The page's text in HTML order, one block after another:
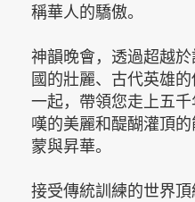
稱華人的驕傲。
神韻晚會，透過超越
國的壯麗、古代英雄
一起，帶領您走上五
嘆的美麗和醍醐灌頂
蒙與昇華。
接受傳統訓練的世界